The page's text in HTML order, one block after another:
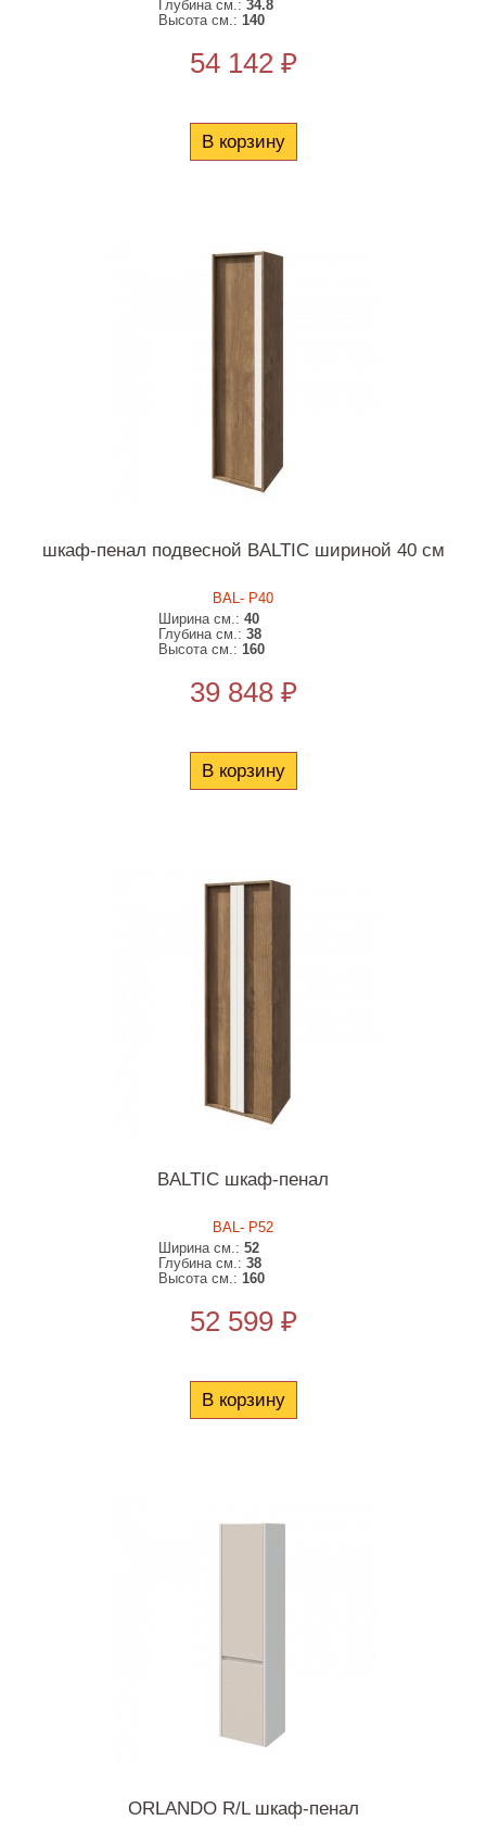
Глубина см.:34.8
Высота см.:140
54 142 ₽
В корзину
шкаф-пенал подвесной BALTIC шириной 40 см
BAL- P40
Ширина см.:40
Глубина см.:38
Высота см.:160
39 848 ₽
В корзину
BALTIC шкаф-пенал
BAL- P52
Ширина см.:52
Глубина см.:38
Высота см.:160
52 599 ₽
В корзину
ORLANDO R/L шкаф-пенал